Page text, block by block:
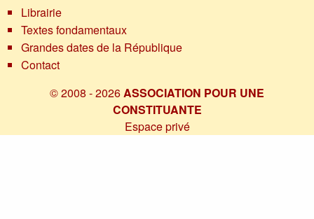
Librairie
Textes fondamentaux
Grandes dates de la République
Contact
© 2008 - 2026ASSOCIATION POUR UNE
CONSTITUANTE
Espace privé